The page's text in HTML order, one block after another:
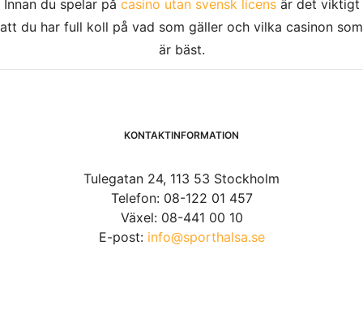
Innan du spelar på casino utan svensk licensär det viktigt
att du har full koll på vad som gäller och vilka casinon som
är bäst.
KONTAKTINFORMATION
Tulegatan 24, 113 53 Stockholm
Telefon: 08-122 01 457
Växel: 08-441 00 10
E-post: info@sporthalsa.se